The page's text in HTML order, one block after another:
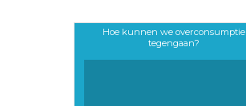
Hoe kunnen we overconsumptie
tegengaan?